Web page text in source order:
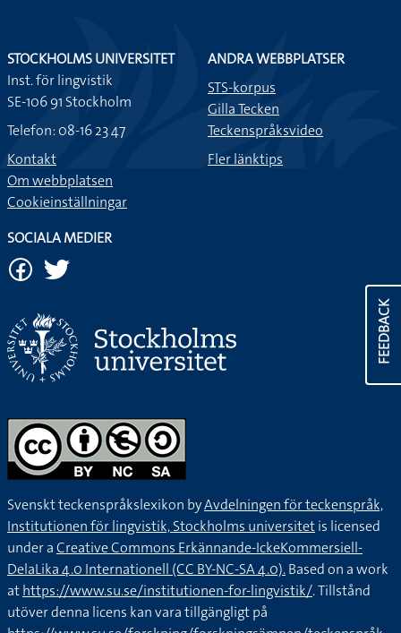
FEEDBACK
STOCKHOLMS UNIVERSITET
Inst. för lingvistik
SE-106 91 Stockholm
Telefon: 08-16 23 47
Kontakt
Om webbplatsen
Cookieinställningar
ANDRA WEBBPLATSER
STS-korpus
Gilla Tecken
Teckenspråksvideo
Fler länktips
SOCIALA MEDIER
Svenskt teckenspråkslexikon byAvdelningen för teckenspråk,
Institutionen för lingvistik, Stockholms universitetis licensed
under aCreative Commons Erkännande-IckeKommersiell-
DelaLika 4.0 Internationell (CC BY-NC-SA 4.0).Based on a work
athttps://www.su.se/institutionen-for-lingvistik/. Tillstånd
utöver denna licens kan vara tillgängligt på